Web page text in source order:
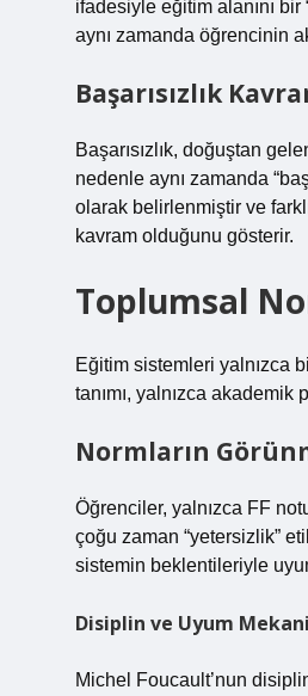
ifadesiyle eğitim alanını
aynı zamanda öğrencinin
Başarısızlık
Başarısızlık, doğuştan
nedenle aynı zamanda
olarak belirlenmiştir ve
kavram olduğunu gösterir.
Toplumsal
Eğitim sistemleri yalnızca
tanımı, yalnızca
Normların
Öğrenciler, yalnızca FF
çoğu zaman “yetersizlik”
sistemin beklentileriyle
Disiplin ve Uyum
Michel Foucault’nun